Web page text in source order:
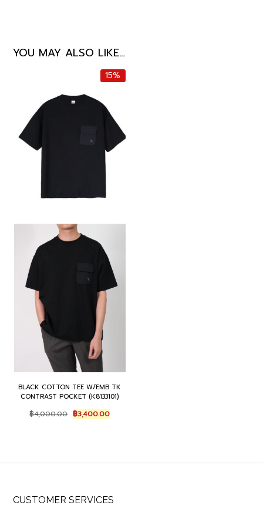
YOU MAY ALSO LIKE…
15%
BLACK COTTON TEE W/EMB TK
CONTRAST POCKET (K8133101)
฿4,000.00 Original
price
฿3,400.00Current
price
CUSTOMER SERVICES